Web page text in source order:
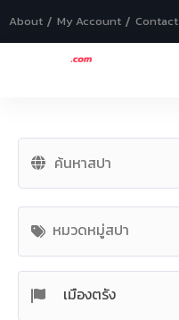
About My Account Contact
หมวดหมู่สปา
เมืองตรัง
−